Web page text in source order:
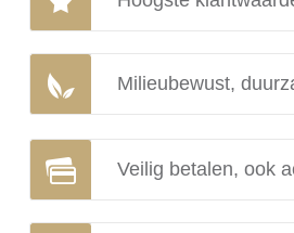
Milieubewust,
Veilig betalen, ook